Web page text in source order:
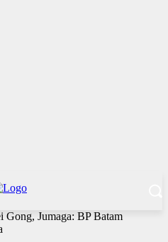
Gong, Jumaga: BP Batam